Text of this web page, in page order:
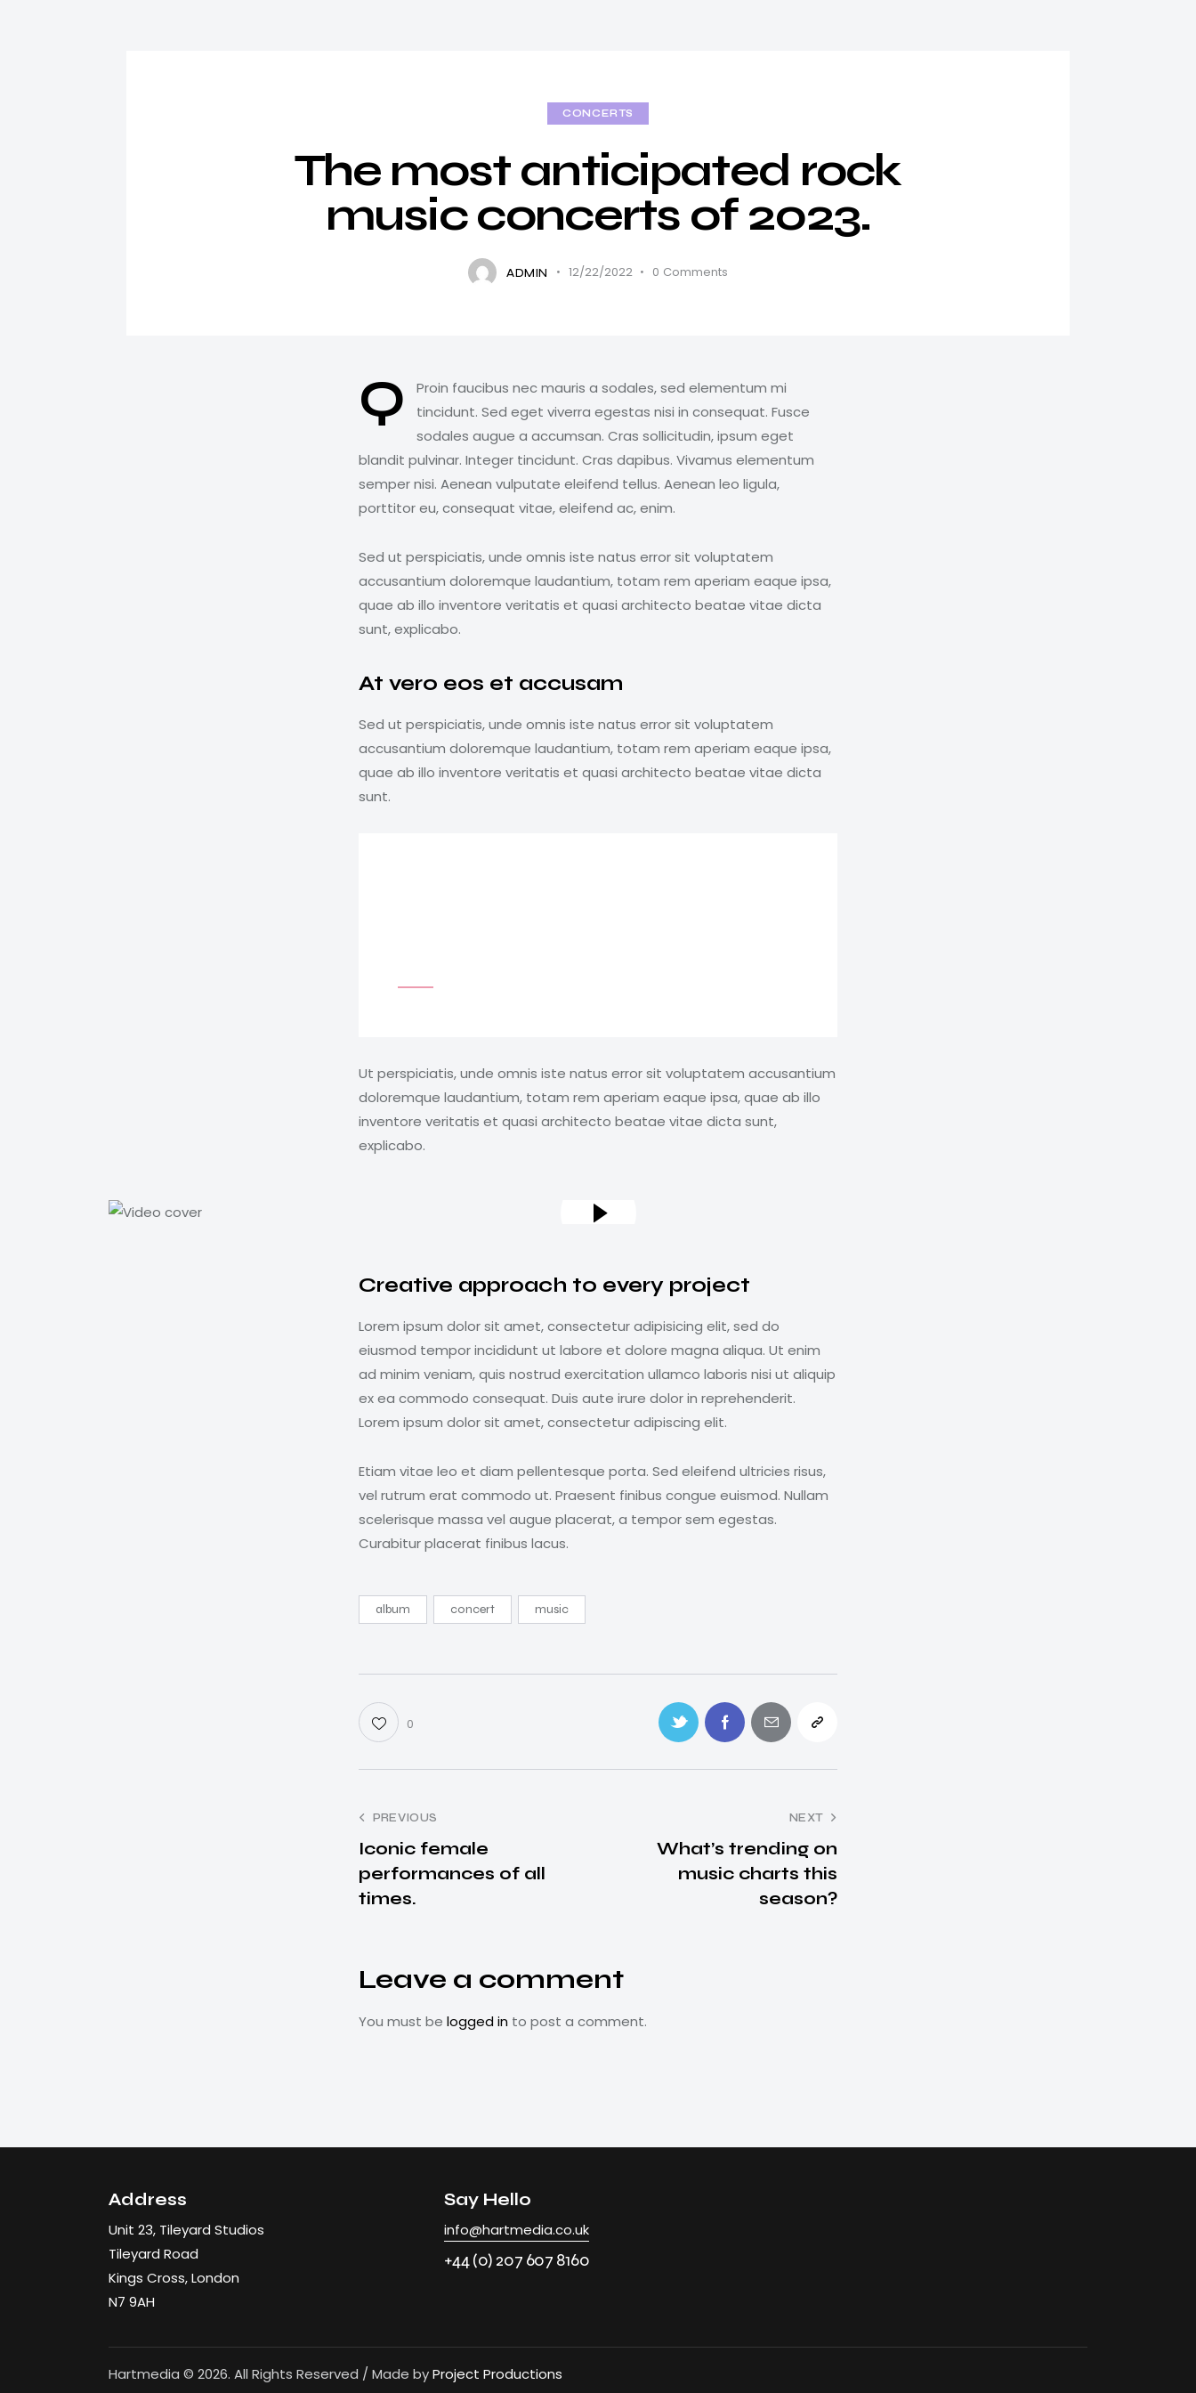
CONCERTS
The most anticipated rock
music concerts of 2023.
ADMIN 12/22/2022 0 Comments
Q
Proin faucibus nec mauris a sodales, sed elementum mi
tincidunt. Sed eget viverra egestas nisi in consequat. Fusce
sodales augue a accumsan. Cras sollicitudin, ipsum eget
blandit pulvinar. Integer tincidunt. Cras dapibus. Vivamus elementum
semper nisi. Aenean vulputate eleifend tellus. Aenean leo ligula,
porttitor eu, consequat vitae, eleifend ac, enim.
Sed ut perspiciatis, unde omnis iste natus error sit voluptatem
accusantium doloremque laudantium, totam rem aperiam eaque ipsa,
quae ab illo inventore veritatis et quasi architecto beatae vitae dicta
sunt, explicabo.
At vero eos et accusam
Sed ut perspiciatis, unde omnis iste natus error sit voluptatem
accusantium doloremque laudantium, totam rem aperiam eaque ipsa,
quae ab illo inventore veritatis et quasi architecto beatae vitae dicta
sunt.
Ut perspiciatis, unde omnis iste natus error sit voluptatem accusantium
doloremque laudantium, totam rem aperiam eaque ipsa, quae ab illo
inventore veritatis et quasi architecto beatae vitae dicta sunt,
explicabo.
Creative approach to every project
Lorem ipsum dolor sit amet, consectetur adipisicing elit, sed do
eiusmod tempor incididunt ut labore et dolore magna aliqua. Ut enim
ad minim veniam, quis nostrud exercitation ullamco laboris nisi ut aliquip
ex ea commodo consequat. Duis aute irure dolor in reprehenderit.
Lorem ipsum dolor sit amet, consectetur adipiscing elit.
Etiam vitae leo et diam pellentesque porta. Sed eleifend ultricies risus,
vel rutrum erat commodo ut. Praesent finibus congue euismod. Nullam
scelerisque massa vel augue placerat, a tempor sem egestas.
Curabitur placerat finibus lacus.
album concert music
0
PREVIOUS
Iconic female
performances of all
times.
NEXT
What’s trending on
music charts this
season?
Leave a comment
You must belogged in to post a comment.
Address
Unit 23, Tileyard Studios
Tileyard Road
Kings Cross, London
N7 9AH
Say Hello
info@hartmedia.co.uk
+44 (0) 207 607 8160
Hartmedia © 2026. All Rights Reserved / Made byProject Productions